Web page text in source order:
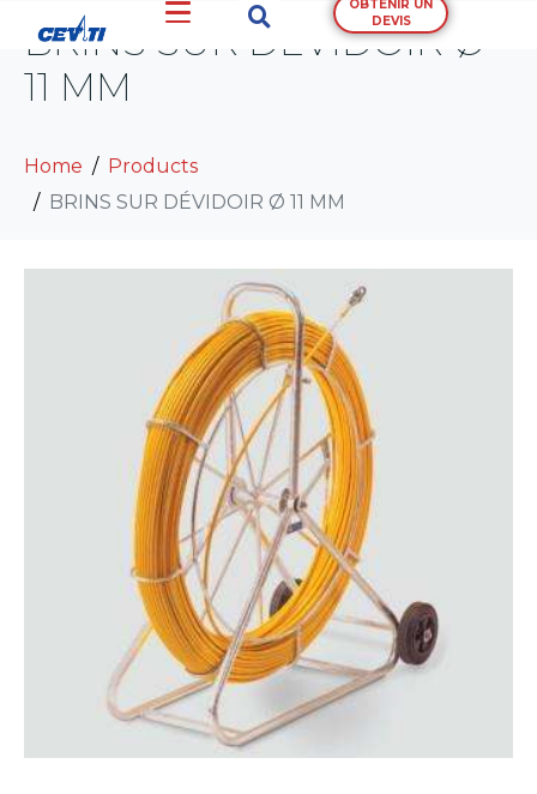
OBTENIR UN
DEVIS
BRINS SUR DÉVIDOIR Ø
11 MM
Home
Products
BRINS SUR DÉVIDOIR Ø 11 MM